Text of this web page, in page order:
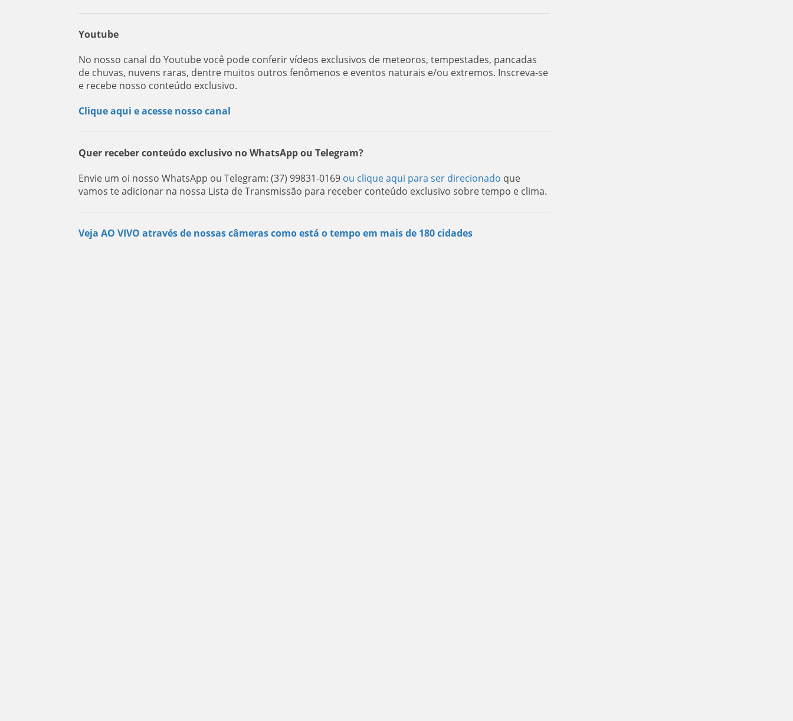
Youtube
No nosso canal do Youtube você pode conferir vídeos exclusivos de meteoros, tempestades, pancadas
de chuvas, nuvens raras, dentre muitos outros fenômenos e eventos naturais e/ou extremos. Inscreva-se
e recebe nosso conteúdo exclusivo.
Clique aqui e acesse nosso canal
Quer receber conteúdo exclusivo no WhatsApp ou Telegram?
Envie um oi nosso WhatsApp ou Telegram: (37) 99831-0169 ou clique aqui para ser direcionado que
vamos te adicionar na nossa Lista de Transmissão para receber conteúdo exclusivo sobre tempo e clima.
Veja AO VIVO através de nossas câmeras como está o tempo em mais de 180 cidades